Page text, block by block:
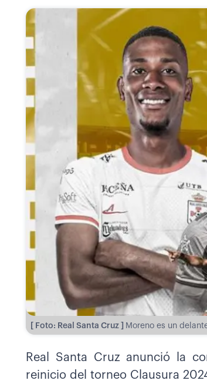
[ Foto: Real Santa Cruz ] Moreno es un
Real Santa Cruz anunció la
reinicio del torneo Clausura